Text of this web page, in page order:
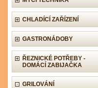
CHLADÍCÍ ZAŘÍZENÍ
GASTRONÁDOBY
ŘEZNICKÉ POTŘEBY -
DOMÁCÍ ZABIJAČKA
GRILOVÁNÍ